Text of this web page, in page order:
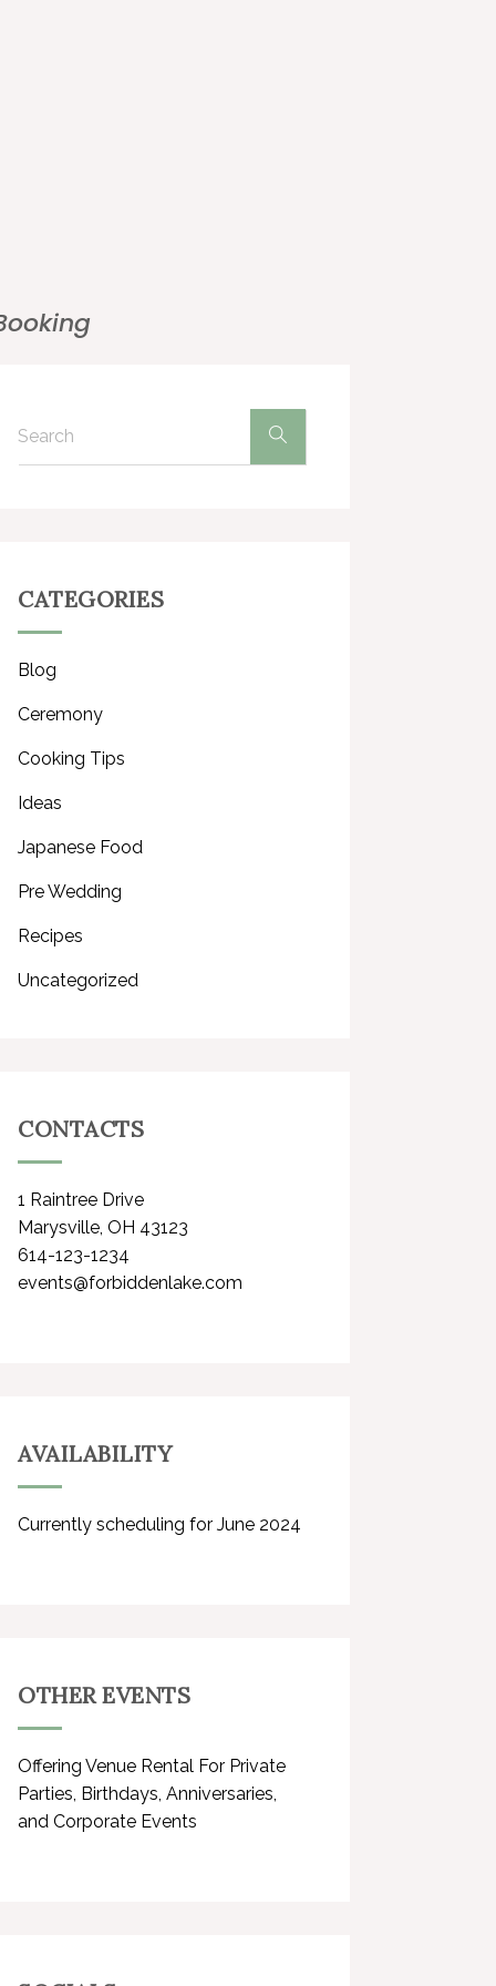
CATEGORIES
Blog
Ceremony
Cooking Tips
Ideas
Japanese Food
Pre Wedding
Recipes
Uncategorized
CONTACTS
1 Raintree Drive
Marysville, OH 43123
614-123-1234
events@forbiddenlake.com
AVAILABILITY
Currently scheduling for June 2024
OTHER EVENTS
Offering Venue Rental For Private
Parties, Birthdays, Anniversaries,
and Corporate Events